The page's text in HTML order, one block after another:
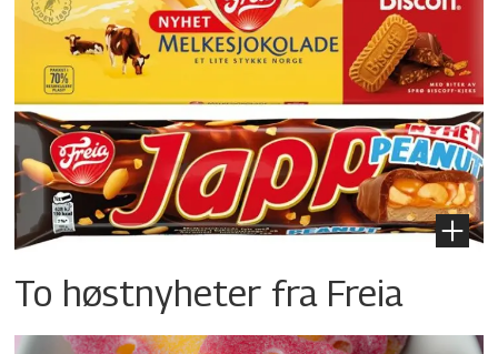
To høstnyheter fra Freia